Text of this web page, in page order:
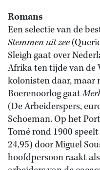
Romans
Een selectie van de
Stemmen uit zee
Sleigh gaat over
Afrika ten tijde van de
kolonisten daar, maar
Boerenoorlog gaat
(De Arbeiderspers,
Schoeman. Op het
Tomé rond 1900 speelt
24,95) door Miguel
hoofdpersoon raakt